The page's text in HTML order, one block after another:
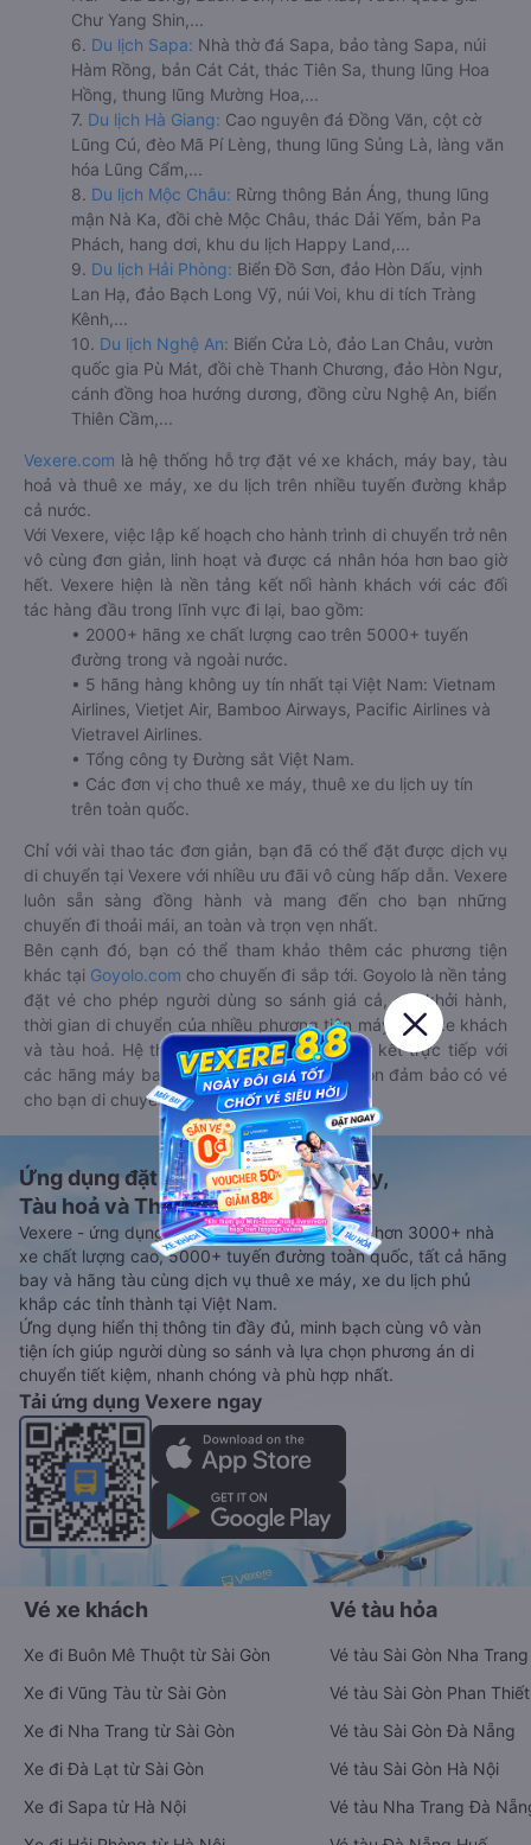
Chư Yang Shin,...
6. Du lịch Sapa: Nhà thờ đá Sapa, bảo tàng Sapa, núi
Hàm Rồng, bản Cát Cát, thác Tiên Sa, thung lũng Hoa
Hồng, thung lũng Mường Hoa,...
7. Du lịch Hà Giang: Cao nguyên đá Đồng Văn, cột cờ
Lũng Cú, đèo Mã Pí Lèng, thung lũng Sủng Là, làng văn
hóa Lũng Cẩm,...
8. Du lịch Mộc Châu: Rừng thông Bản Áng, thung lũng
mận Nà Ka, đồi chè Mộc Châu, thác Dải Yếm, bản Pa
Phách, hang dơi, khu du lịch Happy Land,...
9. Du lịch Hải Phòng: Biển Đồ Sơn, đảo Hòn Dấu, vịnh
Lan Hạ, đảo Bạch Long Vỹ, núi Voi, khu di tích Tràng
Kênh,...
10. Du lịch Nghệ An: Biển Cửa Lò, đảo Lan Châu, vườn
quốc gia Pù Mát, đồi chè Thanh Chương, đảo Hòn Ngư,
cánh đồng hoa hướng dương, đồng cừu Nghệ An, biển
Thiên Cầm,...
Vexere.com là hệ thống hỗ trợ đặt vé xe khách, máy bay, tàu
hoả và thuê xe máy, xe du lịch trên nhiều tuyến đường khắp
cả nước.
Với Vexere, việc lập kế hoạch cho hành trình di chuyển trở nên
vô cùng đơn giản, linh hoạt và được cá nhân hóa hơn bao giờ
hết. Vexere hiện là nền tảng kết nối hành khách với các đối
tác hàng đầu trong lĩnh vực đi lại, bao gồm:
• 2000+ hãng xe chất lượng cao trên 5000+ tuyến
đường trong và ngoài nước.
• 5 hãng hàng không uy tín nhất tại Việt Nam: Vietnam
Airlines, Vietjet Air, Bamboo Airways, Pacific Airlines và
Vietravel Airlines.
• Tổng công ty Đường sắt Việt Nam.
• Các đơn vị cho thuê xe máy, thuê xe du lịch uy tín
trên toàn quốc.
Chỉ với vài thao tác đơn giản, bạn đã có thể đặt được dịch vụ
di chuyển tại Vexere với nhiều ưu đãi vô cùng hấp dẫn. Vexere
luôn sẵn sàng đồng hành và mang đến cho bạn những
chuyến đi thoải mái, an toàn và trọn vẹn nhất.
Bên cạnh đó, bạn có thể tham khảo thêm các phương tiện
khác tại Goyolo.com cho chuyến đi sắp tới. Goyolo là nền tảng
đặt vé cho phép người dùng so sánh giá cả, giờ khởi hành,
thời gian di chuyển của nhiều phương tiện máy bay, xe khách
và tàu hoả. Hệ thống của Goyolo được liên kết trực tiếp với
các hãng máy bay, xe khách và tàu hoả, luôn đảm bảo có vé
cho bạn di chuyển.
Ứng dụng đặt vé Xe khách, Máy bay,
Tàu hoả và Thuê xe
Vexere - ứng dụng đặt vé đa phương tiện với hơn 3000+ nhà
xe chất lượng cao, 5000+ tuyến đường toàn quốc, tất cả hãng
bay và hãng tàu cùng dịch vụ thuê xe máy, xe du lịch phủ
khắp các tỉnh thành tại Việt Nam.
Ứng dụng hiển thị thông tin đầy đủ, minh bạch cùng vô vàn
tiện ích giúp người dùng so sánh và lựa chọn phương án di
chuyển tiết kiệm, nhanh chóng và phù hợp nhất.
Tải ứng dụng Vexere ngay
Vé xe khách
Xe đi Buôn Mê Thuột từ Sài Gòn
Xe đi Vũng Tàu từ Sài Gòn
Xe đi Nha Trang từ Sài Gòn
Xe đi Đà Lạt từ Sài Gòn
Xe đi Sapa từ Hà Nội
Vé tàu hỏa
Vé tàu Sài Gòn Nha Trang
Vé tàu Sài Gòn Phan Thiết
Vé tàu Sài Gòn Đà Nẵng
Vé tàu Sài Gòn Hà Nội
Vé tàu Nha Trang Đà